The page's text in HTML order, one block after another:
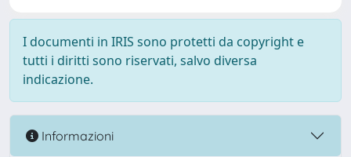
I documenti in IRIS sono protetti da copyright e
tutti i diritti sono riservati, salvo diversa
indicazione.
Informazioni